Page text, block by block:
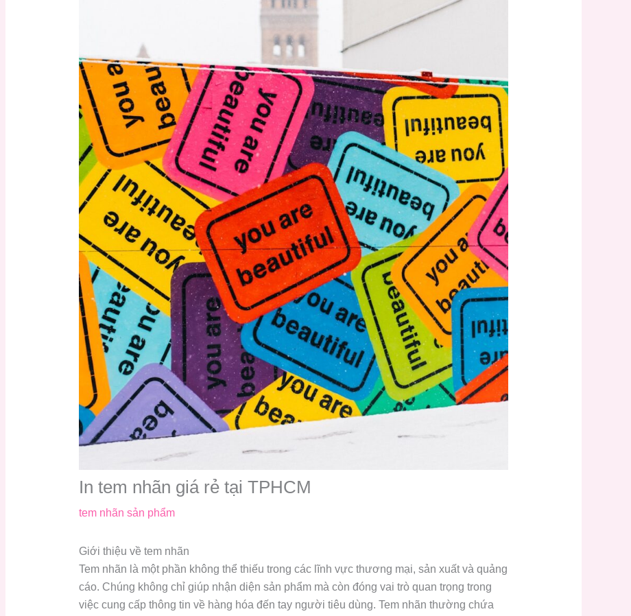
In tem nhãn giá rẻ tại TPHCM
tem nhãn sản phẩm
Giới thiệu về tem nhãn
Tem nhãn là một phần không thể thiếu trong các lĩnh vực thương mại, sản xuất và quảng
cáo. Chúng không chỉ giúp nhận diện sản phẩm mà còn đóng vai trò quan trọng trong
việc cung cấp thông tin về hàng hóa đến tay người tiêu dùng. Tem nhãn thường chứa